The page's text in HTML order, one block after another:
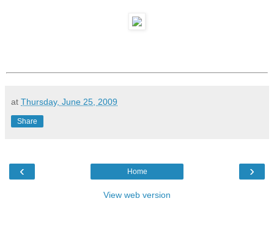
at Thursday, June 25, 2009
Share
‹ ›
Home
View web version